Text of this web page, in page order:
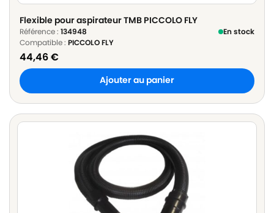
Flexible pour aspirateur TMB PICCOLO FLY
Référence : 134948
En stock
Compatible : PICCOLO FLY
44,46€
Ajouter au panier